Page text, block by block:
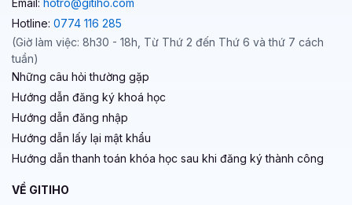
Hotline: 0774 116 285
(Giờ làm việc: 8h30 - 18h, Từ Thứ 2 đến Thứ 6 và thứ 7 cách
tuần)
Những câu hỏi thường gặp
Hướng dẫn đăng ký khoá học
Hướng dẫn đăng nhập
Hướng dẫn lấy lại mật khẩu
Hướng dẫn thanh toán khóa học sau khi đăng ký thành công
VỀ GITIHO